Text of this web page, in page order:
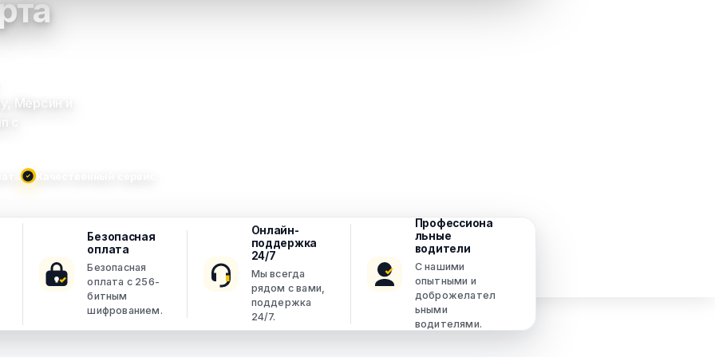
Мерсин и
с
Качественный сервис
Безопасная
оплата
Безопасная
оплата с 256-
битным
шифрованием.
Онлайн-
поддержка
24/7
Мы всегда
рядом с вами,
поддержка
24/7.
Профессиона
льные
водители
С нашими
опытными и
доброжелател
ьными
водителями.